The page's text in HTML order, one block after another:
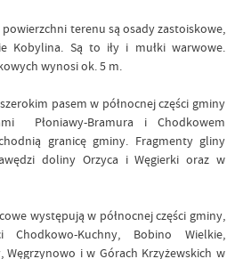
terenu są osady zastoiskowe,
Kobylina. Są to iły i mułki warwowe.
wynosi ok. 5 m.
pasem w północnej części gminy
Płoniawy-Bramura i Chodkowem
granicę gminy. Fragmenty gliny
doliny Orzyca i Węgierki oraz w
występują w północnej części gminy,
Chodkowo-Kuchny, Bobino Wielkie,
Węgrzynowo i w Górach Krzyżewskich w